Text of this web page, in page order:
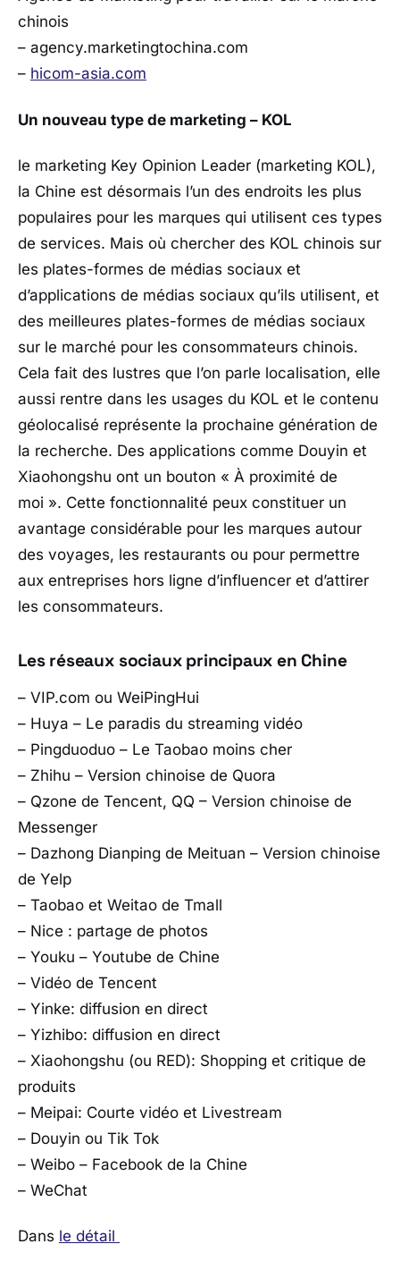
chinois
– agency.marketingtochina.com
– hicom-asia.com
Un nouveau type de marketing – KOL
le marketing Key Opinion Leader (marketing KOL),
la Chine est désormais l’un des endroits les plus
populaires pour les marques qui utilisent ces types
de services. Mais où chercher des KOL chinois sur
les plates-formes de médias sociaux et
d’applications de médias sociaux qu’ils utilisent, et
des meilleures plates-formes de médias sociaux
sur le marché pour les consommateurs chinois.
Cela fait des lustres que l’on parle localisation, elle
aussi rentre dans les usages du KOL et le contenu
géolocalisé représente la prochaine génération de
la recherche. Des applications comme Douyin et
Xiaohongshu ont un bouton « À proximité de
moi ». Cette fonctionnalité peux constituer un
avantage considérable pour les marques autour
des voyages, les restaurants ou pour permettre
aux entreprises hors ligne d’influencer et d’attirer
les consommateurs.
Les réseaux sociaux principaux en Chine
– VIP.com ou WeiPingHui
– Huya – Le paradis du streaming vidéo
– Pingduoduo – Le Taobao moins cher
– Zhihu – Version chinoise de Quora
– Qzone de Tencent, QQ – Version chinoise de
Messenger
– Dazhong Dianping de Meituan – Version chinoise
de Yelp
– Taobao et Weitao de Tmall
– Nice : partage de photos
– Youku – Youtube de Chine
– Vidéo de Tencent
– Yinke: diffusion en direct
– Yizhibo: diffusion en direct
– Xiaohongshu (ou RED): Shopping et critique de
produits
– Meipai: Courte vidéo et Livestream
– Douyin ou Tik Tok
– Weibo – Facebook de la Chine
– WeChat
Dans le détail